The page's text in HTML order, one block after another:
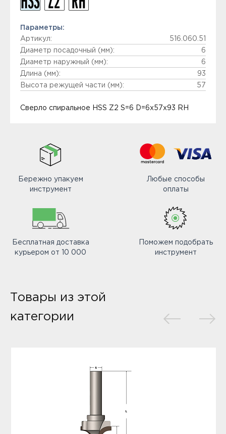
Параметры:
Артикул:
516.060.51
Диаметр посадочный (мм):
6
Диаметр наружный (мм):
6
Длина (мм):
93
Высота режущей части (мм):
57
Сверло спиральное HSS Z2 S=6 D=6x57x93 RH
Бережно упакуем
инструмент
Любые способы
оплаты
Бесплатная доставка
курьером от 10 000
Поможем подобрать
инструмент
Товары из этой
категории